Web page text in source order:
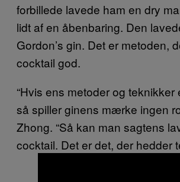
forbillede lavede ham en dry
lidt af en åbenbaring. Den
Gordon’s gin. Det er metoden,
cocktail god.
“Hvis ens metoder og teknikker
så spiller ginens mærke ingen
Zhong. “Så kan man sagtens
cocktail. Det er det, der hedder